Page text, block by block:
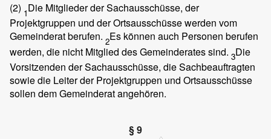
(2) 1Die Mitglieder der Sachausschüsse, der
Projektgruppen und der Ortsausschüsse werden vom
Gemeinderat berufen. 2Es können auch Personen berufen
werden, die nicht Mitglied des Gemeinderates sind. 3Die
Vorsitzenden der Sachausschüsse, die Sachbeauftragten
sowie die Leiter der Projektgruppen und Ortsausschüsse
sollen dem Gemeinderat angehören.
§ 9